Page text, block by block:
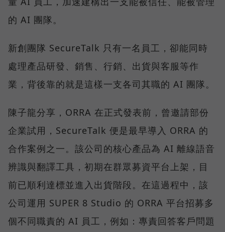
的 AI 團隊。
新創團隊 SecureTalk 只有一名員工，卻能同時
處理產品研發、銷售、行銷、出貨與客服等作
業，背後靠的就是這樣一支各司其職的 AI 團隊。
陳子龍分享，ORRA 在正式發表前，曾邀請部份
企業試用，SecureTalk 便是最早導入 ORRA 的
合作案例之一。該公司的核心產品為 AI 離線語音
辨識與翻譯工具，初期在群眾募資平台上架，目
前已順利達標並進入出貨階段。在這過程中，該
公司運用 SUPER 8 Studio 的 ORRA 平台招募多
個不同職責的 AI 員工，例如：專責回答客戶問題